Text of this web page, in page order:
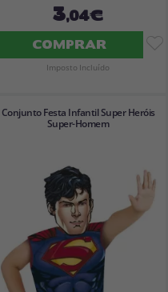
3,04€
COMPRAR
Imposto Incluído
Conjunto Festa Infantil Super Heróis
Super-Homem